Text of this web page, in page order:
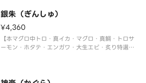
銀朱（ぎんしゅ）
¥4,360
【本マグロ中トロ・真イカ・マグロ・真鯛・トロサ
ーモン・ホタテ・エンガワ・大生エビ・炙り特選大